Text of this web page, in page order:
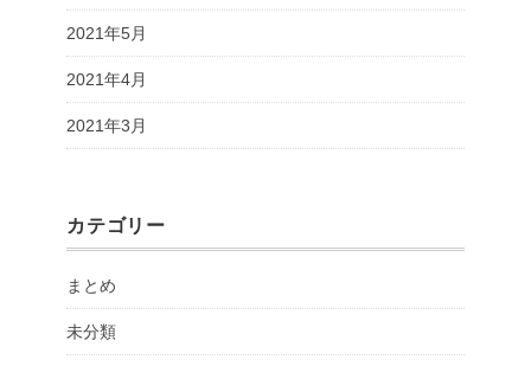
2021年5月
2021年4月
2021年3月
カテゴリー
まとめ
未分類